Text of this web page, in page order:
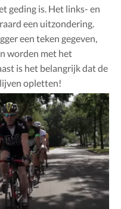
geding is. Het links- en
een uitzondering.
een teken gegeven,
worden met het
is het belangrijk dat de
opletten!